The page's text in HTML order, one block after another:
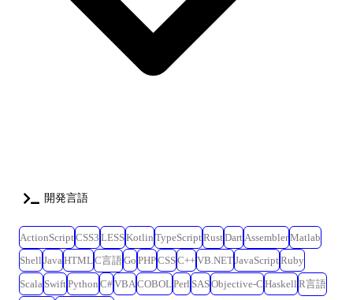
開発言語
ActionScriptCSS3 LESSKotlin TypeScriptRustDart AssemblerMatlab
Shell Java HTML C言語Go PHPCSSC++VB.NETJavaScriptRuby
Scala SwiftPython C#VBA COBOL Perl SASObjective-C Haskell R言語